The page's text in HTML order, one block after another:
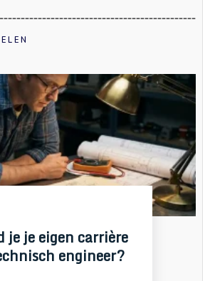
je je eigen carrière
engineer?